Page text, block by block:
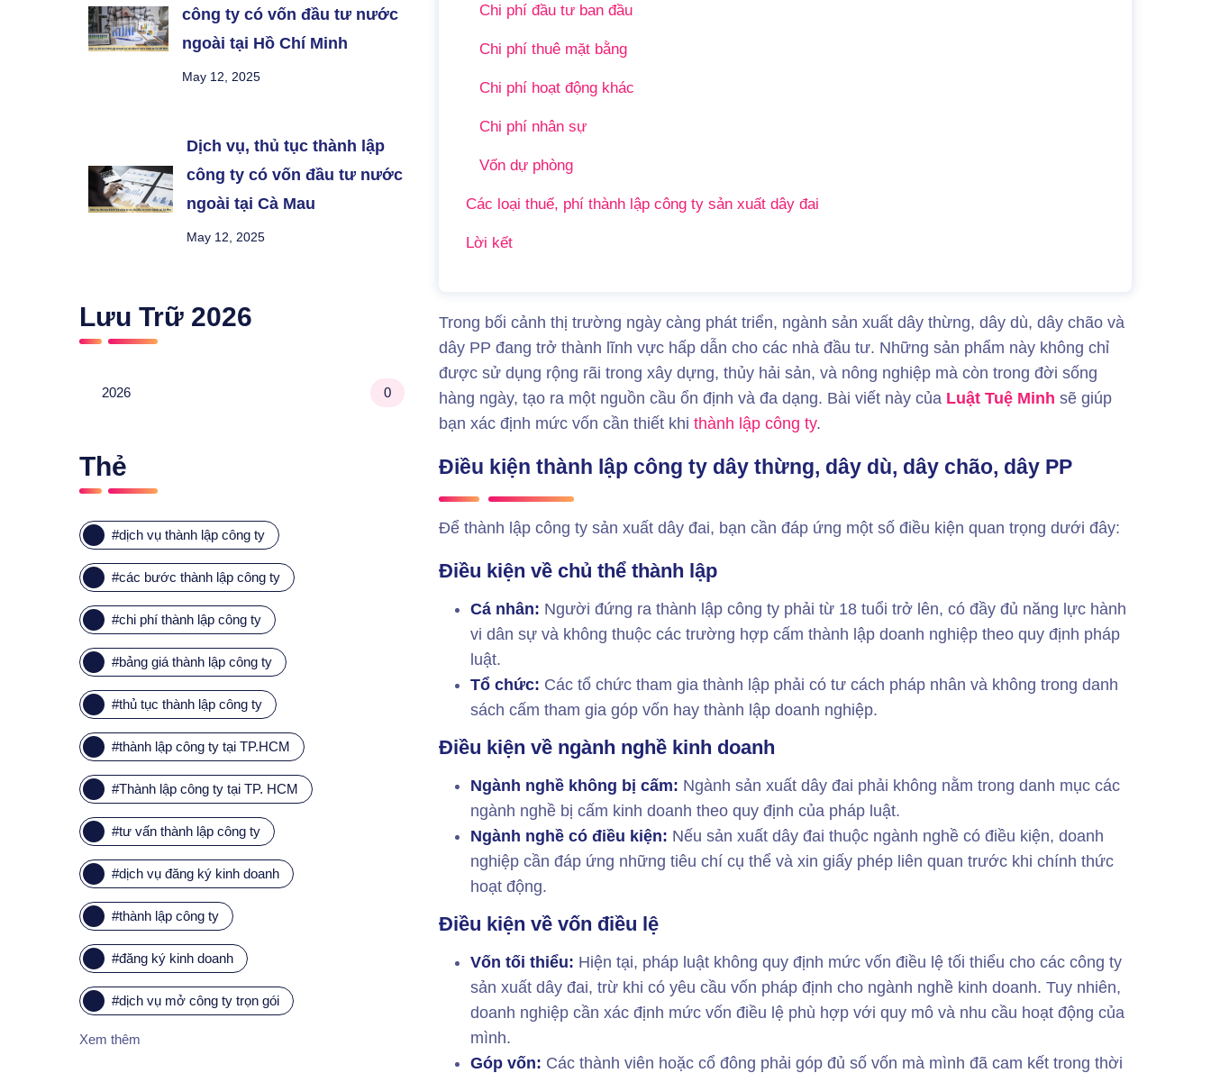
công ty có vốn đầu tư nước
ngoài tại Hồ Chí Minh
May 12, 2025
Dịch vụ, thủ tục thành lập
công ty có vốn đầu tư nước
ngoài tại Cà Mau
May 12, 2025
Lưu Trữ 2026
2026 0
Thẻ
#dịch vụ thành lập công ty
#các bước thành lập công ty
#chi phí thành lập công ty
#bảng giá thành lập công ty
#thủ tục thành lập công ty
#thành lập công ty tại TP.HCM
#Thành lập công ty tại TP. HCM
#tư vấn thành lập công ty
#dịch vụ đăng ký kinh doanh
#thành lập công ty
#đăng ký kinh doanh
#dịch vụ mở công ty trọn gói
Xem thêm
Chi phí đầu tư ban đầu
Chi phí thuê mặt bằng
Chi phí hoạt động khác
Chi phí nhân sự
Vốn dự phòng
Các loại thuế, phí thành lập công ty sản xuất dây đai
Lời kết
Trong bối cảnh thị trường ngày càng phát triển, ngành sản xuất dây thừng, dây dù, dây chão và
dây PP đang trở thành lĩnh vực hấp dẫn cho các nhà đầu tư. Những sản phẩm này không chỉ
được sử dụng rộng rãi trong xây dựng, thủy hải sản, và nông nghiệp mà còn trong đời sống
hàng ngày, tạo ra một nguồn cầu ổn định và đa dạng. Bài viết này của Luật Tuệ Minh sẽ giúp
bạn xác định mức vốn cần thiết khithành lập công ty.
Điều kiện thành lập công ty dây thừng, dây dù, dây chão, dây PP
Để thành lập công ty sản xuất dây đai, bạn cần đáp ứng một số điều kiện quan trọng dưới đây:
Điều kiện về chủ thể thành lập
Cá nhân: Người đứng ra thành lập công ty phải từ 18 tuổi trở lên, có đầy đủ năng lực hành
vi dân sự và không thuộc các trường hợp cấm thành lập doanh nghiệp theo quy định pháp
luật.
Tổ chức: Các tổ chức tham gia thành lập phải có tư cách pháp nhân và không trong danh
sách cấm tham gia góp vốn hay thành lập doanh nghiệp.
Điều kiện về ngành nghề kinh doanh
Ngành nghề không bị cấm: Ngành sản xuất dây đai phải không nằm trong danh mục các
ngành nghề bị cấm kinh doanh theo quy định của pháp luật.
Ngành nghề có điều kiện: Nếu sản xuất dây đai thuộc ngành nghề có điều kiện, doanh
nghiệp cần đáp ứng những tiêu chí cụ thể và xin giấy phép liên quan trước khi chính thức
hoạt động.
Điều kiện về vốn điều lệ
Vốn tối thiểu: Hiện tại, pháp luật không quy định mức vốn điều lệ tối thiểu cho các công ty
sản xuất dây đai, trừ khi có yêu cầu vốn pháp định cho ngành nghề kinh doanh. Tuy nhiên,
doanh nghiệp cần xác định mức vốn điều lệ phù hợp với quy mô và nhu cầu hoạt động của
mình.
Góp vốn: Các thành viên hoặc cổ đông phải góp đủ số vốn mà mình đã cam kết trong thời